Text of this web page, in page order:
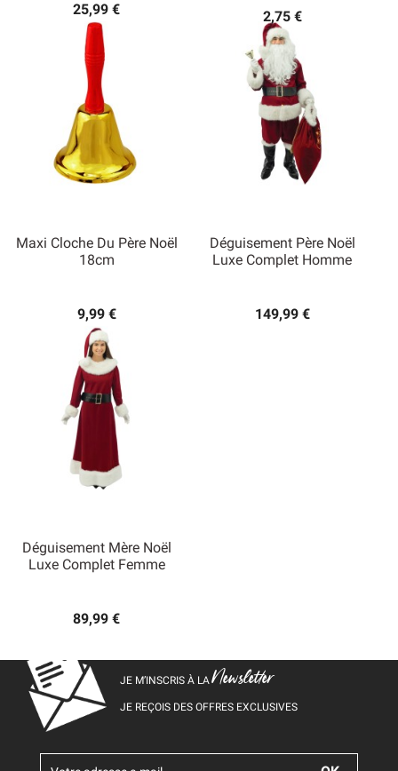
25,99 € 2,75 €
Maxi Cloche Du Père Noël
18cm
9,99 €
Déguisement Père Noël
Luxe Complet Homme
149,99 €
Déguisement Mère Noël
Luxe Complet Femme
89,99 €
JE M’INSCRIS À LANewsletter
JE REÇOIS DES OFFRES EXCLUSIVES